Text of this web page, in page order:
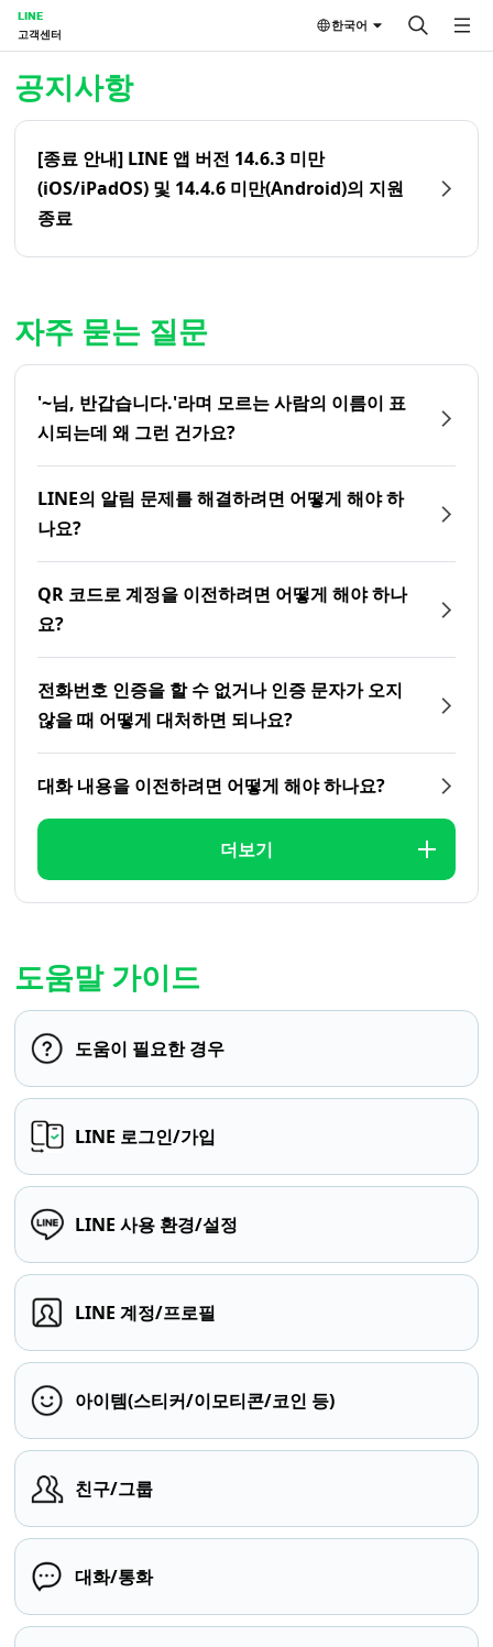
LINE
고객센터
한국어
공지사항
[종료 안내] LINE 앱 버전 14.6.3 미만
(iOS/iPadOS) 및 14.4.6 미만(Android)의 지원
종료
자주 묻는 질문
'~님, 반갑습니다.'라며 모르는 사람의 이름이 표
시되는데 왜 그런 건가요?
LINE의 알림 문제를 해결하려면 어떻게 해야 하
나요?
QR 코드로 계정을 이전하려면 어떻게 해야 하나
요?
전화번호 인증을 할 수 없거나 인증 문자가 오지
않을 때 어떻게 대처하면 되나요?
대화 내용을 이전하려면 어떻게 해야 하나요?
더보기
도움말 가이드
도움이 필요한 경우
LINE 로그인/가입
LINE 사용 환경/설정
LINE 계정/프로필
아이템(스티커/이모티콘/코인 등)
친구/그룹
대화/통화